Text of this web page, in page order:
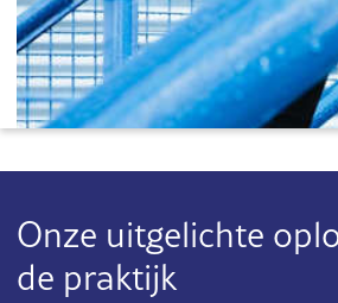
Onze uitgelichte
de praktijk